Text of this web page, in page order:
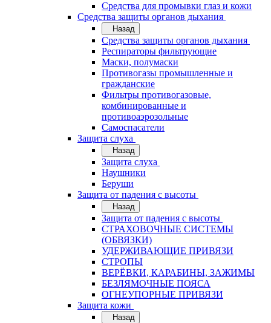
Средства для промывки глаз и кожи
Средства защиты органов дыхания
Назад
Средства защиты органов дыхания
Респираторы фильтрующие
Маски, полумаски
Противогазы промышленные и
гражданские
Фильтры противогазовые,
комбинированные и
противоаэрозольные
Самоспасатели
Защита слуха
Назад
Защита слуха
Наушники
Беруши
Защита от падения с высоты
Назад
Защита от падения с высоты
СТРАХОВОЧНЫЕ СИСТЕМЫ
(ОБВЯЗКИ)
УДЕРЖИВАЮЩИЕ ПРИВЯЗИ
СТРОПЫ
ВЕРЁВКИ, КАРАБИНЫ, ЗАЖИМЫ
БЕЗЛЯМОЧНЫЕ ПОЯСА
ОГНЕУПОРНЫЕ ПРИВЯЗИ
Защита кожи
Назад